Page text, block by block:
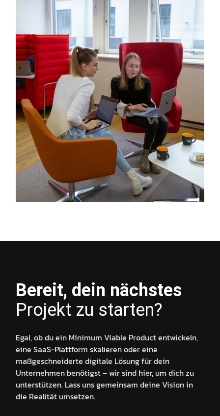
Bereit, dein nächstes
Projekt zu starten?
Egal, ob du ein Minimum Viable Product entwickeln,
eine SaaS-Plattform skalieren oder eine
maßgeschneiderte digitale Lösung für dein
Unternehmen benötigst – wir sind hier, um dich zu
unterstützen. Lass uns gemeinsam deine Vision in
die Realität umsetzen.